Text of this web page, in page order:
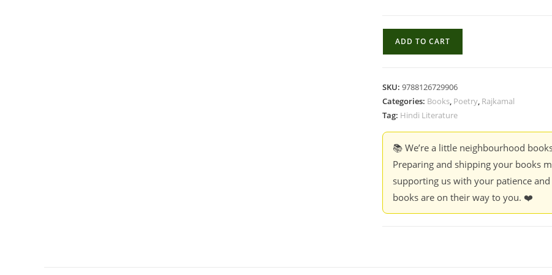
quantity
ADD TO CART
SKU: 9788126729906
Categories: Books, Poetry, Rajkamal
Tag: Hindi Literature
📚 We’re a little neighbourhood
Preparing and shipping your books
supporting us with your patience
books are on their way to you. ❤️